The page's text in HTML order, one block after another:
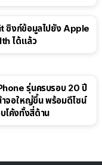
ซิงก์ข้อมูลไปยัง Apple
ได้แล้ว
รุ่นครบรอบ 20 ปี
าจอใหญ่ขึ้น พร้อมดีไซน์
โค้งทั้งสี่ด้าน